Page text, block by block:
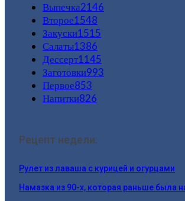
Выпечка2146
Второе1548
Закуски1515
Салаты1386
Дессерт1145
Заготовки993
Первое853
Напитки826
Рецепт недели:
Рулет из лаваша с курицей и огурцами
Намазка из 90-х, которая раньше была